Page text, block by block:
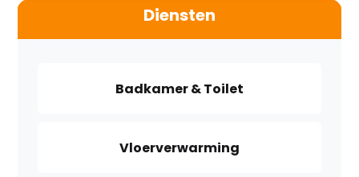
Diensten
Badkamer & Toilet
Vloerverwarming